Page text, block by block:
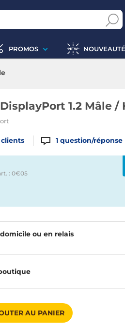
PROMOS
1.2 Mâle /
1 question/réponse
: 0€05
AU PANIER
ou en relais